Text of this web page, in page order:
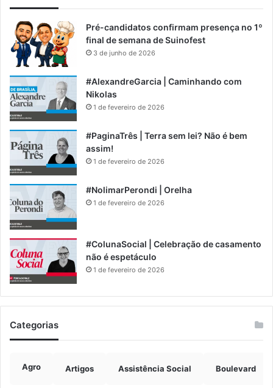
Pré-candidatos confirmam presença no 1º
final de semana de Suinofest
3 de junho de 2026
#AlexandreGarcia | Caminhando com
Nikolas
1 de fevereiro de 2026
#PaginaTrês | Terra sem lei? Não é bem
assim!
1 de fevereiro de 2026
#NolimarPerondi | Orelha
1 de fevereiro de 2026
#ColunaSocial | Celebração de casamento
não é espetáculo
1 de fevereiro de 2026
Categorias
Agro Artigos Assistência Social Boulevard